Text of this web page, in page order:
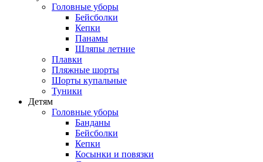
Головные уборы
Бейсболки
Кепки
Панамы
Шляпы летние
Плавки
Пляжные шорты
Шорты купальные
Туники
Детям
Головные уборы
Банданы
Бейсболки
Кепки
Косынки и повязки